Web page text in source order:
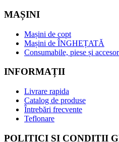
MAȘINI
Mașini de copt
Mașini de ÎNGHEȚATĂ
Consumabile, piese și
INFORMAȚII
Livrare rapida
Catalog de produse
Întrebări frecvente
Teflonare
POLITICI ȘI CONDIȚII